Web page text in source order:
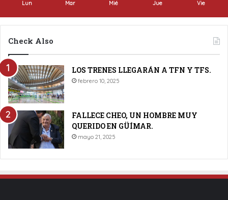
Lun Mar Mié Jue Vie
Check Also
LOS TRENES LLEGARÁN A TFN Y TFS.
febrero 10, 2025
FALLECE CHEO, UN HOMBRE MUY
QUERIDO EN GÜÍMAR.
mayo 21, 2025